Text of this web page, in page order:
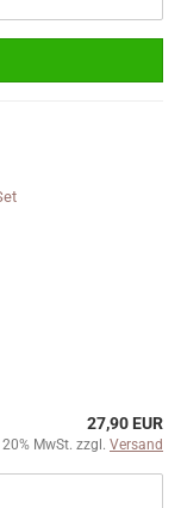
27,90 EUR
MwSt. zzgl. Versand